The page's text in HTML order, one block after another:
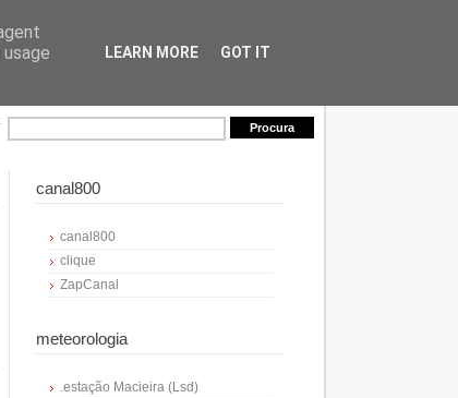
canal800
canal800
clique
ZapCanal
meteorologia
.estação Macieira (Lsd)
LEARN MORE GOT IT